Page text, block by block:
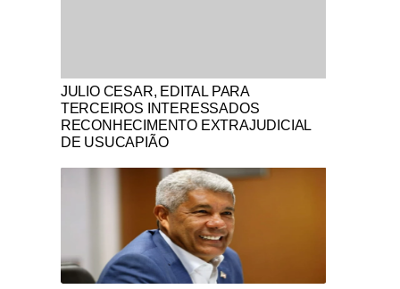
Notícias Católicas
JULIO CESAR, EDITAL PARA
TERCEIROS INTERESSADOS
RECONHECIMENTO EXTRAJUDICIAL
DE USUCAPIÃO